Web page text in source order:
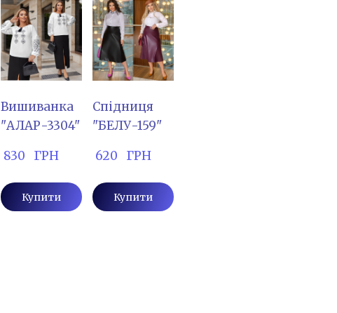
Вишиванка
"АЛАР-3304"
830   ГРН
Купити
Спідниця
"БЕЛУ-159"
620   ГРН
Купити